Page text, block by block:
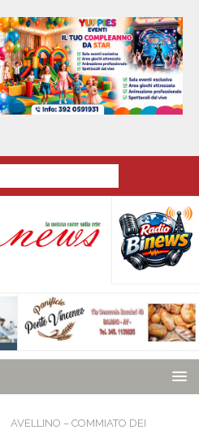
AVELLINO – COMMIATO DEI